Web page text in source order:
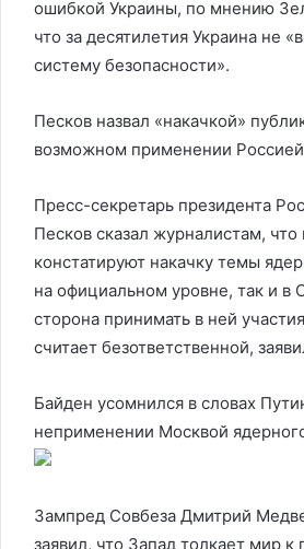
ошибкой Украины, по мнению
что за десятилетия Украина не
систему безопасности».
Песков назвал «накачкой»
возможном применении
Пресс-секретарь президента
Песков сказал журналистам, что
констатируют накачку темы
на официальном уровне, так и в
сторона принимать в ней
считает безответственной,
Байден усомнился в словах
неприменении Москвой
Зампред Совбеза Дмитрий
заявил, что Запад толкает мир к